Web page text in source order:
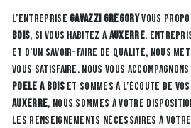
L’entreprise GAVAZZI GREGORYvous
bois, si vous habitez àAuxerre.
et d’un savoir-faire de qualité, nous
vous satisfaire. Nous vous
Poele a boiset sommes à l’écoute de
Auxerre, nous sommes à votre
les renseignements nécessaires à